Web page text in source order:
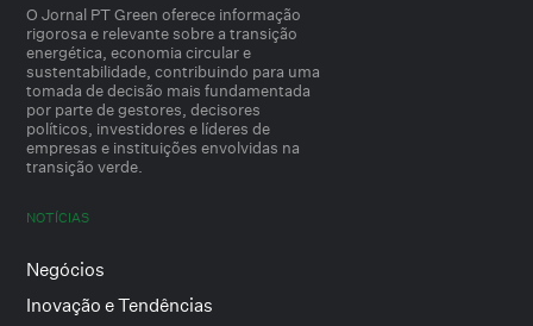
O Jornal PT Green oferece informação
rigorosa e relevante sobre a transição
energética, economia circular e
sustentabilidade, contribuindo para uma
tomada de decisão mais fundamentada
por parte de gestores, decisores
políticos, investidores e líderes de
empresas e instituições envolvidas na
transição verde.
NOTÍCIAS
Negócios
Inovação e Tendências